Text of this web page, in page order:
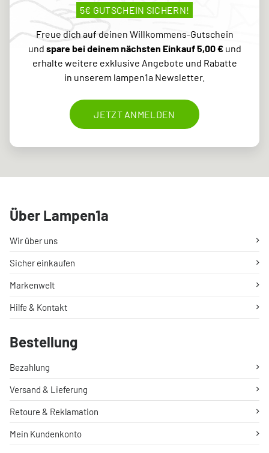
5€ GUTSCHEIN SICHERN!
Freue dich auf deinen Willkommens-Gutschein
und spare bei deinem nächsten Einkauf 5,00 €und
erhalte weitere exklusive Angebote und Rabatte
in unserem lampen1a Newsletter.
JETZT ANMELDEN
Über Lampen1a
Wir über uns
Sicher einkaufen
Markenwelt
Hilfe & Kontakt
Bestellung
Bezahlung
Versand & Lieferung
Retoure & Reklamation
Mein Kundenkonto